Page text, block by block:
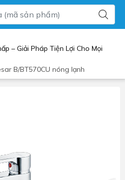
– Giải Pháp Tiện Lợi Cho Mọi
B/BT570CU nóng lạnh